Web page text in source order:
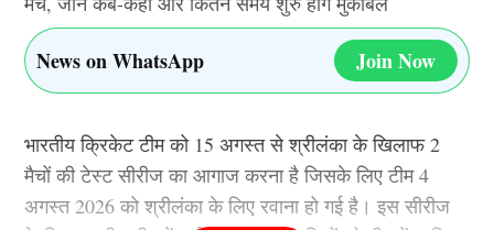
अच्छी नही रही, टीम की ओपनर बल्लेबाज दिलारा अक्तर सिर्फ 4
रन बनाकर चलती बनी, हालांकि टीम इंडिया ने पहले 17 गेंदों में 1-
2 नही कुल 4 कैच टपकाए, इसके बावजूद बांग्लादेश की टीम कुछ
बांग्लादेश की ओपनर बल्लेबाज जुआरिया फिरदौस को तीन
जीवनदान मिले. हालांकि, इसके बावजूद वह बड़ी पारी नहीं खेल
News on WhatsApp Join Now
भारतीय क्रिकेट टीम को 15 अगस्त से श्रीलंका के खिलाफ 2
मैचों की टेस्ट सीरीज का आगाज करना है जिसके लिए टीम 4
अगस्त 2026 को श्रीलंका के लिए रवाना हो गई है। इस सीरीज